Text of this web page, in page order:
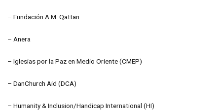
– Fundación A.M. Qattan
– Anera
– Iglesias por la Paz en Medio Oriente (CMEP)
– DanChurch Aid (DCA)
– Humanity & Inclusion/Handicap International (HI)